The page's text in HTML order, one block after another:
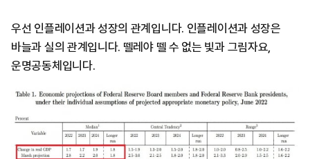
우선 인플레이션과 성장의 관계입니다. 인플레이션과 성장은
바늘과 실의 관계입니다. 뗄레야 뗄 수 없는 빛과 그림자요,
운명공동체입니다.